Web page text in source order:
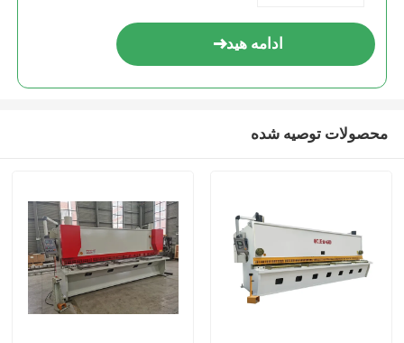
ادامه هید
محصولات توصیه شده